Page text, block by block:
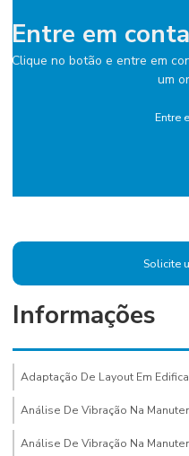
Entre em
Clique no botão e entre em
um
Entre
Solicite
Informações
Adaptação De Layout Em
Análise De Vibração Na
Análise De Vibração Na